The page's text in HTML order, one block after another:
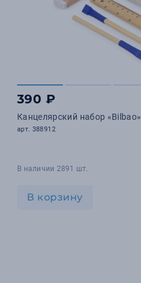
390 ₽
Канцелярский набор «Bilbao»
арт. 388912
В наличии 2891 шт.
В корзину